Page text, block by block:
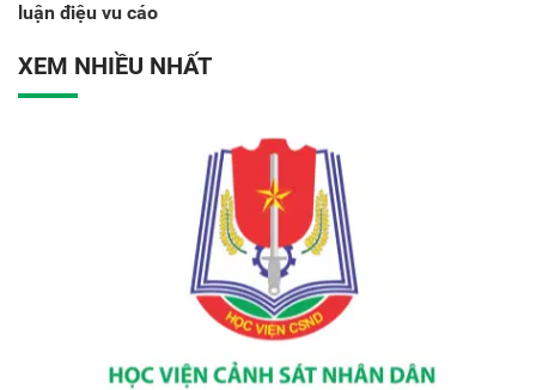
luận điệu vu cáo
XEM NHIỀU NHẤT